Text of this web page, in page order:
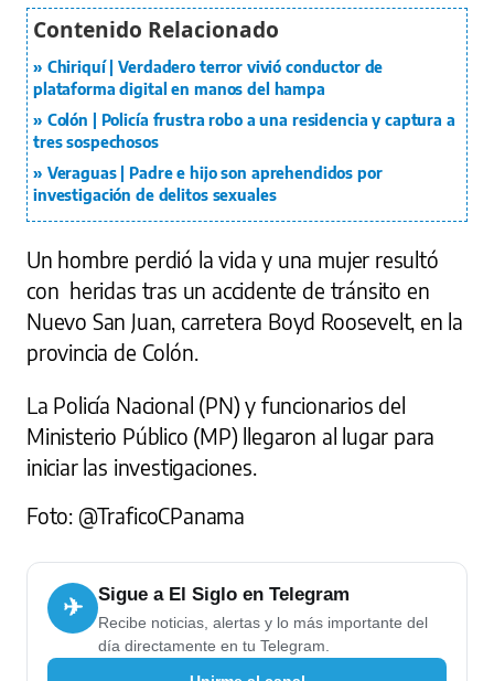
Chiriquí | Verdadero terror vivió conductor de
plataforma digital en manos del hampa
Colón | Policía frustra robo a una residencia y captura a
tres sospechosos
Veraguas | Padre e hijo son aprehendidos por
investigación de delitos sexuales
Un hombre perdió la vida y una mujer resultó
con heridas tras un accidente de tránsito en
Nuevo San Juan, carretera Boyd Roosevelt, en la
provincia de Colón.
La Policía Nacional (PN) y funcionarios del
Ministerio Público (MP) llegaron al lugar para
iniciar las investigaciones.
Foto: @TraficoCPanama
✈ Sigue a El Siglo en Telegram
Recibe noticias, alertas y lo más importante del
día directamente en tu Telegram.